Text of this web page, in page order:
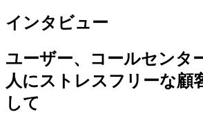
インタビュー
ユーザー、コールセンタ
人にストレスフリーな顧
して